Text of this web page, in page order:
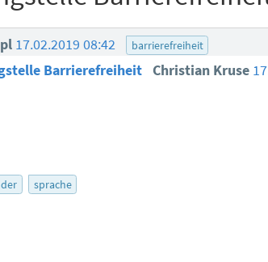
pl 17.02.2019 08:42 barrierefreiheit
Barrierefreiheit Christian Kruse
sprache